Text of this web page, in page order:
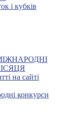
і кубків
на сайті
конкурси